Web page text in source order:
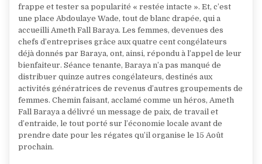
frappe et tester sa popularité « restée intacte ». Et, c’est
une place Abdoulaye Wade, tout de blanc drapée, qui a
accueilli Ameth Fall Baraya. Les femmes, devenues des
chefs d’entreprises grâce aux quatre cent congélateurs
déjà donnés par Baraya, ont, ainsi, répondu à l’appel de leur
bienfaiteur. Séance tenante, Baraya n’a pas manqué de
distribuer quinze autres congélateurs, destinés aux
activités génératrices de revenus d’autres groupements de
femmes. Chemin faisant, acclamé comme un héros, Ameth
Fall Baraya a délivré un message de paix, de travail et
d’entraide, le tout porté sur l’économie locale avant de
prendre date pour les régates qu’il organise le 15 Août
prochain.